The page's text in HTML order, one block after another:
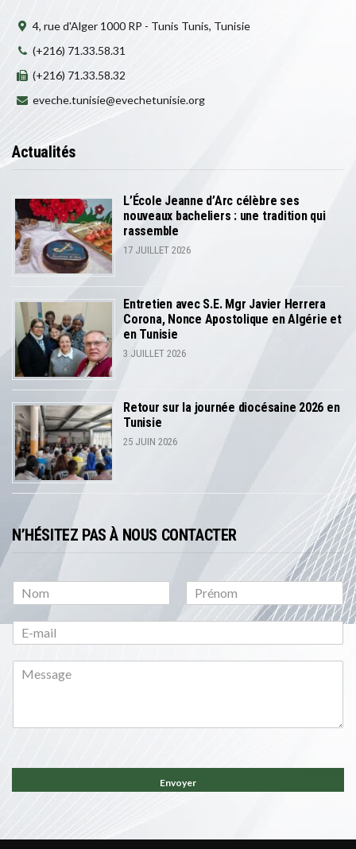
4, rue d'Alger 1000 RP - Tunis Tunis, Tunisie
(+216) 71.33.58.31
(+216) 71.33.58.32
eveche.tunisie@evechetunisie.org
Actualités
L’École Jeanne d’Arc célèbre ses
nouveaux bacheliers : une tradition qui
rassemble
17 JUILLET 2026
Entretien avec S.E. Mgr Javier Herrera
Corona, Nonce Apostolique en Algérie et
en Tunisie
3 JUILLET 2026
Retour sur la journée diocésaine 2026 en
Tunisie
25 JUIN 2026
N’HÉSITEZ PAS À NOUS CONTACTER
r
n
o
o
Envoyer